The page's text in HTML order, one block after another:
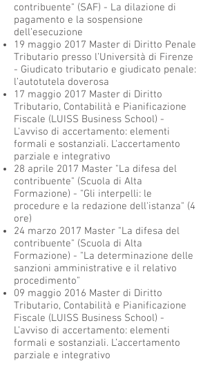
contribuente" (SAF) - La dilazione di
pagamento e la sospensione
dell’esecuzione
19 maggio 2017 Master di Diritto Penale
Tributario presso l’Università di Firenze
- Giudicato tributario e giudicato penale:
l’autotutela doverosa
17 maggio 2017 Master di Diritto
Tributario, Contabilità e Pianificazione
Fiscale (LUISS Business School) -
L'avviso di accertamento: elementi
formali e sostanziali. L'accertamento
parziale e integrativo
28 aprile 2017 Master "La difesa del
contribuente" (Scuola di Alta
Formazione) - "Gli interpelli: le
procedure e la redazione dell'istanza" (4
ore)
24 marzo 2017 Master "La difesa del
contribuente" (Scuola di Alta
Formazione) - "La determinazione delle
sanzioni amministrative e il relativo
procedimento"
09 maggio 2016 Master di Diritto
Tributario, Contabilità e Pianificazione
Fiscale (LUISS Business School) -
L’avviso di accertamento: elementi
formali e sostanziali. L’accertamento
parziale e integrativo